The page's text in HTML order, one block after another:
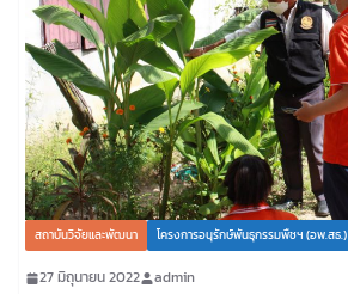
สถาบันวิจัยและพัฒนา โครงการอนุรักษ์พันธุกรรมพืชฯ (อพ.สธ.)
27 มิถุนายน 2022 admin